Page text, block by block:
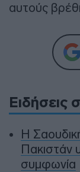
αυτούς
Ειδήσεις
Η
Πακιστάν
συμφωνία